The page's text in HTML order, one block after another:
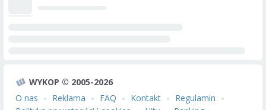
WYKOP © 2005-2026
O nas
Reklama FAQ Kontakt
Regulamin